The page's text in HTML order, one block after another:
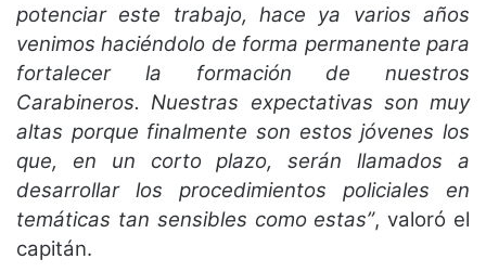
potenciar este trabajo, hace ya varios años
venimos haciéndolo de forma permanente para
fortalecer la formación de nuestros
Carabineros. Nuestras expectativas son muy
altas porque finalmente son estos jóvenes los
que, en un corto plazo, serán llamados a
desarrollar los procedimientos policiales en
temáticas tan sensibles como estas”, valoró el
capitán.